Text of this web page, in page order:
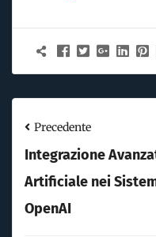
Precedente
Integrazione
Artificiale nei
OpenAI